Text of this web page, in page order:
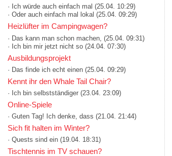
· Ich würde auch einfach mal (25.04. 10:29)
· Oder auch einfach mal lokal (25.04. 09:29)
Heizlüfter im Campingwagen?
· Das kann man schon machen, (25.04. 09:31)
· Ich bin mir jetzt nicht so (24.04. 07:30)
Ausbildungsprojekt
· Das finde ich echt einen (25.04. 09:29)
Kennt ihr den Whale Tail Chair?
· Ich bin selbstständiger (23.04. 23:09)
Online-Spiele
· Guten Tag! Ich denke, dass (21.04. 21:44)
Sich fit halten im Winter?
· Quests sind ein (19.04. 18:31)
Tischtennis im TV schauen?